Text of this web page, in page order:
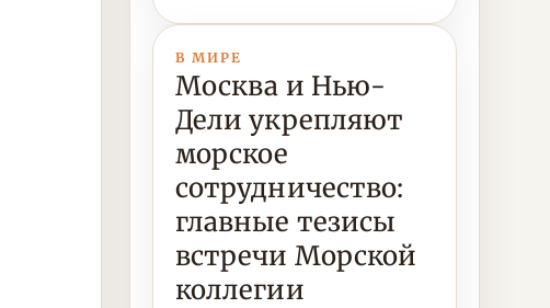
В МИРЕ
Москва и Нью-
Дели укрепляют
морское
сотрудничество:
главные тезисы
встречи Морской
коллегии